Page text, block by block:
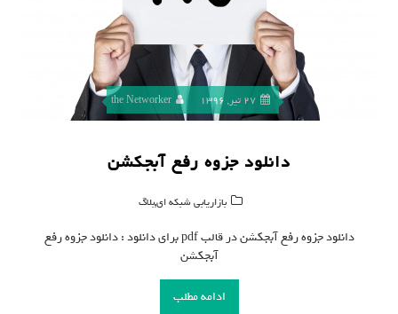
27 تیر, 1396 the Networker
دانلود جزوه رفع آبجکشن
بازاریابی شبکه ای,بلاگ
دانلود جزوه رفع آبجکشن در قالب pdf برای دانلود : دانلود جزوه رفع
آبجکشن
ادامه مطلب